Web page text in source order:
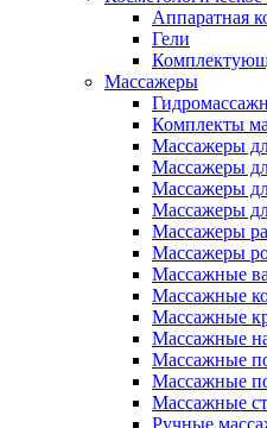
Аппаратная
Гели
Массажеры
Комплекты
Массажеры
Массажеры
Массажеры
Массажеры
Массажеры
Массажеры
Массажные
Массажные
Массажные
Массажные
Массажные
Массажные
Массажные
Ручные